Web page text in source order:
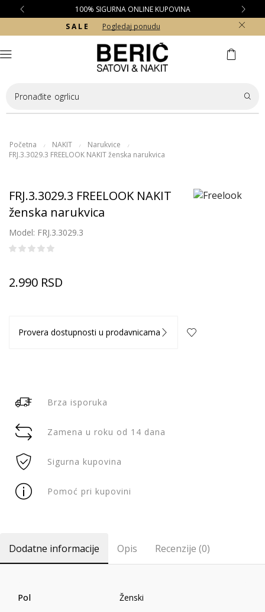
100% SIGURNA ONLINE KUPOVINA
S A L E
Pogledaj ponudu
Pronađite ogrlicu
Početna / NAKIT / Narukvice /
FRJ.3.3029.3 FREELOOK NAKIT ženska narukvica
FRJ.3.3029.3 FREELOOK NAKIT
ženska narukvica
Model: FRJ.3.3029.3
2.990 RSD
Provera dostupnosti u prodavnicama
Brza isporuka
Zamena u roku od 14 dana
Sigurna kupovina
Pomoć pri kupovini
Dodatne informacije Opis Recenzije (0)
Pol Ženski